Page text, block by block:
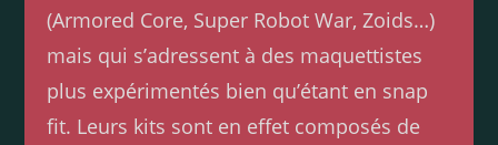
(Armored Core, Super Robot War, Zoids…)
mais qui s’adressent à des maquettistes
plus expérimentés bien qu’étant en snap
fit. Leurs kits sont en effet composés de